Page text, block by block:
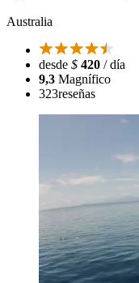
Australia
desde $ 420 / día
9,3 Magnífico
323reseñas